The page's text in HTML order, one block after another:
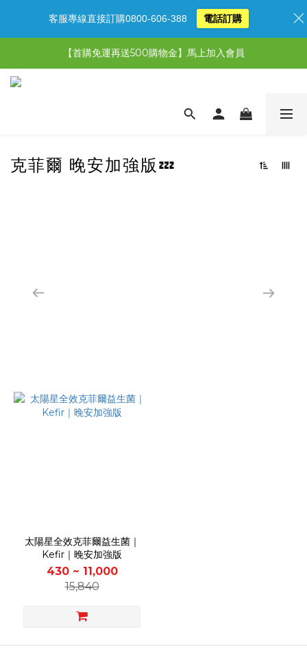
【限時特惠】全館滿1,000送500購物金！
【限時特惠】超值5選3，最高現省1,770元
【首購免運再送500購物金】馬上加入會員
克菲爾 晚安加強版💤
太陽星全效克菲爾益生菌｜
Kefir｜晚安加強版
430 ~ 11,000
15,840
客服專線直接訂購0800-606-388 電話訂購